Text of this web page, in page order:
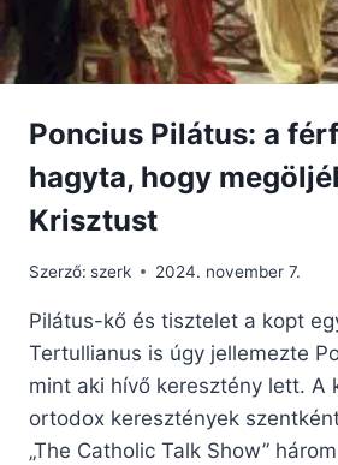
MAGÁRA
VÁLLALJA!
Poncius Pilátus: a
hagyta, hogy
Krisztust
Szerző: szerk 2024. november 7.
Pilátus-kő és tisztelet a kopt
Tertullianus is úgy jellemezte
mint aki hívő keresztény lett. A
ortodox keresztények
„The Catholic Talk Show”